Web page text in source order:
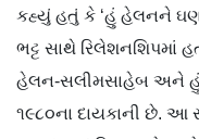
કહ્યું હતું કે ‘હું હેલનને ઘણાં
ભટ્ટ સાથે રિલેશનશિપમાં
હેલન-સલીમસાહેબ અને
૧૯૮૦ના દાયકાની છે.